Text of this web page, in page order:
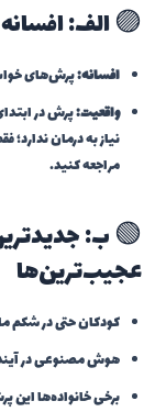
🟣 الف:
افسانه:پرش‌های
واقعیت:پرش در
نیاز به درمان
مراجعه کنید.
🟢 ب:
عجیب‌ترین‌ها
کودکان حتی در شکم
هوش مصنوعی در
برخی خانواده‌ها